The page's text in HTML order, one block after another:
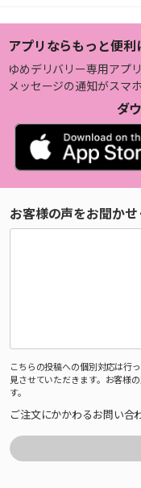
アプリならもっと便利
ゆめデリバリー専用アプリ
メッセージの通知がスマ
ダ
お客様の声をお聞かせ
こちらの投稿への個別対応は行
見させていただきます。お客様
す。
ご注文にかかわるお問い合